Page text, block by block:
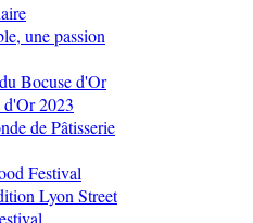
une passion
Bocuse d'Or
d'Or 2023
de Pâtisserie
Festival
Lyon Street